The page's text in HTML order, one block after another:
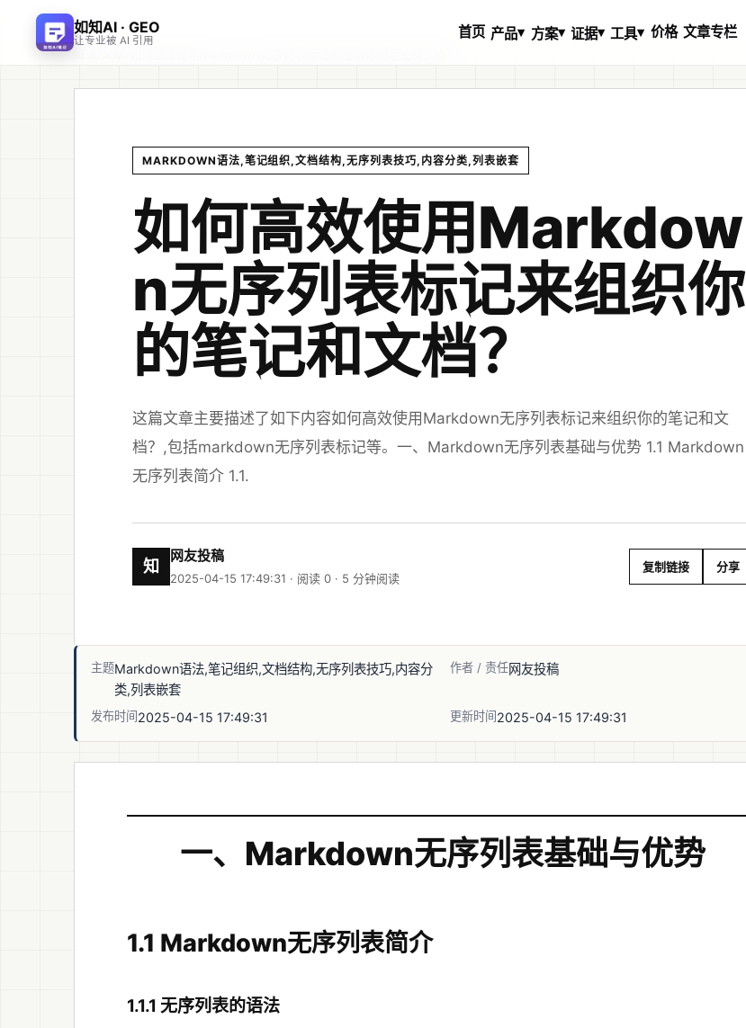
如知AI · GEO
让专业被 AI 引用 首页 产品▾ 方案▾ 证据▾ 工具▾ 价格 文章专栏
MARKDOWN语法,笔记组织,文档结构,无序列表技巧,内容分类,列表嵌套
如何高效使用Markdow
n无序列表标记来组织你
的笔记和文档？
这篇文章主要描述了如下内容如何高效使用Markdown无序列表标记来组织你的笔记和文
档？,包括markdown无序列表标记等。一、Markdown无序列表基础与优势 1.1 Markdown
无序列表简介 1.1.
知
网友投稿
2025-04-15 17:49:31 · 阅读 0 · 5 分钟阅读
复制链接 分享
主题Markdown语法,笔记组织,文档结构,无序列表技巧,内容分
类,列表嵌套
作者 / 责任网友投稿
发布时间2025-04-15 17:49:31 更新时间2025-04-15 17:49:31
一、Markdown无序列表基础与优势
1.1 Markdown无序列表简介
1.1.1 无序列表的语法